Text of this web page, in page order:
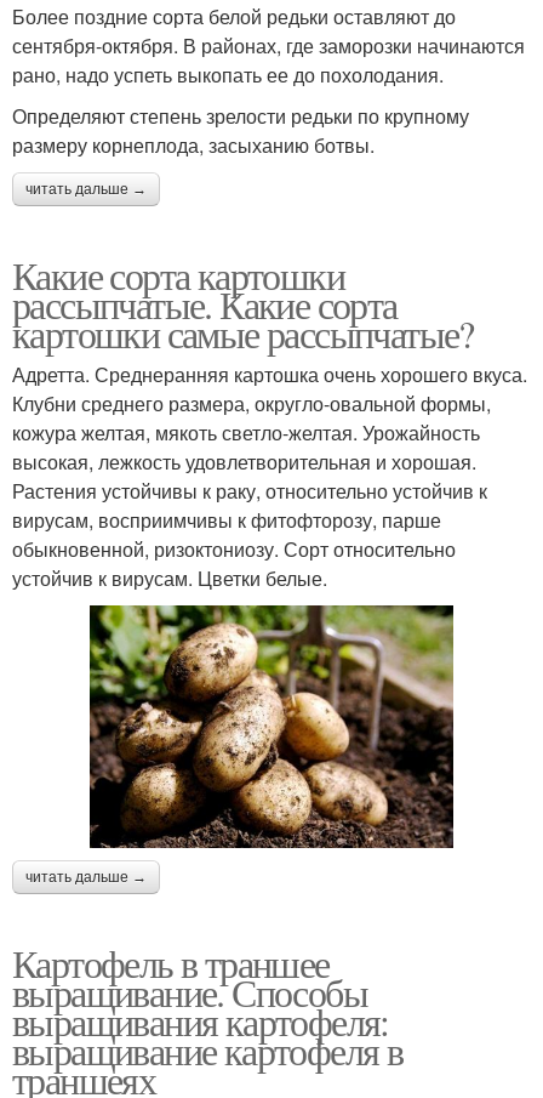
Более поздние сорта белой редьки оставляют до
сентября-октября. В районах, где заморозки начинаются
рано, надо успеть выкопать ее до похолодания.
Определяют степень зрелости редьки по крупному
размеру корнеплода, засыханию ботвы.
читать дальше →
Какие сорта картошки
рассыпчатые. Какие сорта
картошки самые рассыпчатые?
Адретта. Среднеранняя картошка очень хорошего вкуса.
Клубни среднего размера, округло-овальной формы,
кожура желтая, мякоть светло-желтая. Урожайность
высокая, лежкость удовлетворительная и хорошая.
Растения устойчивы к раку, относительно устойчив к
вирусам, восприимчивы к фитофторозу, парше
обыкновенной, ризоктониозу. Сорт относительно
устойчив к вирусам. Цветки белые.
читать дальше →
Картофель в траншее
выращивание. Способы
выращивания картофеля:
выращивание картофеля в
траншеях